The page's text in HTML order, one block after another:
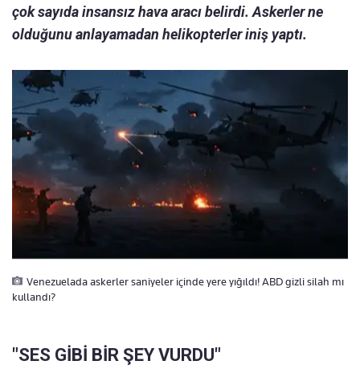
çok sayıda insansız hava aracı belirdi. Askerler ne
olduğunu anlayamadan helikopterler iniş yaptı.
Venezuelada askerler saniyeler içinde yere yığıldı! ABD gizli silah mı
kullandı?
"SES GİBİ BİR ŞEY VURDU"